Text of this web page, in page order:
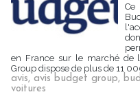
en France sur le marché de
Group dispose de plus de 11
avis, avis budget group,
voitures